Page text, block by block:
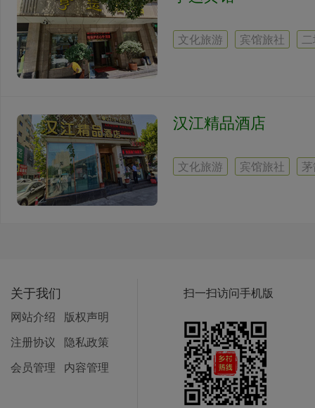
文化旅游 宾馆旅社
汉江精品酒店
文化旅游 宾馆旅社
关于我们
网站介绍
版权声明
注册协议
隐私政策
会员管理
内容管理
扫一扫访问手机版